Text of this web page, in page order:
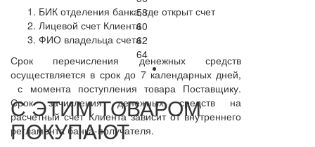
БИК отделения банка, где открыт счет
Лицевой счет Клиента
ФИО владельца счета
Срок перечисления денежных средств
осуществляется в срок до 7 календарных дней,
с момента поступления товара Поставщику.
Срок зачисления денежных средств на
расчетный счет Клиента зависит от внутреннего
регламента банка-получателя.
58
60
62
64
С ЭТИМ ТОВАРОМ
ПОКУПАЮТ